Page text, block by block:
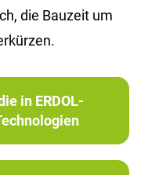
die Bauzeit um
in ERDOL-